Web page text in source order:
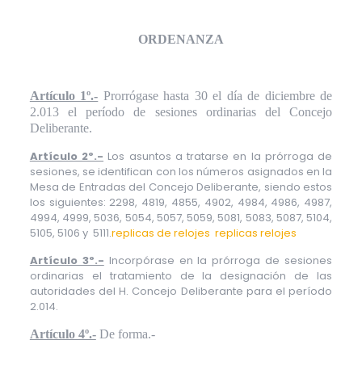
ORDENANZA
Artículo 1º.- Prorrógase hasta 30 el día de diciembre de
2.013 el período de sesiones ordinarias del Concejo
Deliberante.
Artículo 2º.- Los asuntos a tratarse en la prórroga de
sesiones, se identifican con los números asignados en la
Mesa de Entradas del Concejo Deliberante, siendo estos
los siguientes: 2298, 4819, 4855, 4902, 4984, 4986, 4987,
4994, 4999, 5036, 5054, 5057, 5059, 5081, 5083, 5087, 5104,
5105, 5106 y 5111.replicas de relojes replicas relojes
Artículo 3º.- Incorpórase en la prórroga de sesiones
ordinarias el tratamiento de la designación de las
autoridades del H. Concejo Deliberante para el período
2.014.
Artículo 4º.-De forma.-